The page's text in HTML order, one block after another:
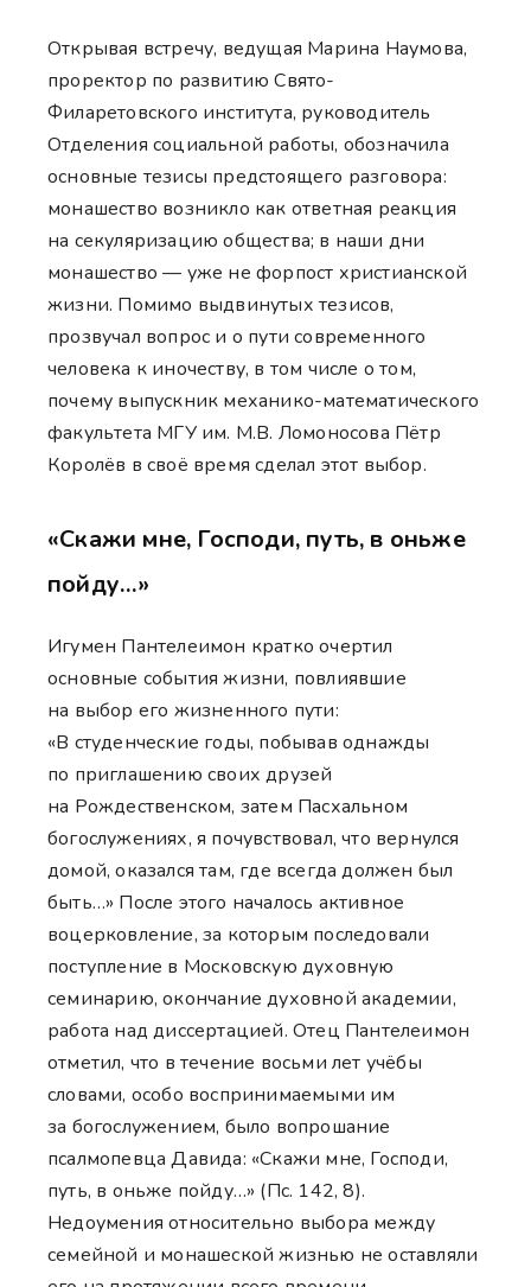
Открывая встречу, ведущая Марина Наумова,
проректор по развитию Свято-
Филаретовского института, руководитель
Отделения социальной работы, обозначила
основные тезисы предстоящего разговора:
монашество возникло как ответная реакция
на секуляризацию общества; в наши дни
монашество — уже не форпост христианской
жизни. Помимо выдвинутых тезисов,
прозвучал вопрос и о пути современного
человека к иночеству, в том числе о том,
почему выпускник механико-математического
факультета МГУ им. М.В. Ломоносова Пётр
Королёв в своё время сделал этот выбор.
«Скажи мне, Господи, путь, в оньже
пойду…»
Игумен Пантелеимон кратко очертил
основные события жизни, повлиявшие
на выбор его жизненного пути:
«В студенческие годы, побывав однажды
по приглашению своих друзей
на Рождественском, затем Пасхальном
богослужениях, я почувствовал, что вернулся
домой, оказался там, где всегда должен был
быть…» После этого началось активное
воцерковление, за которым последовали
поступление в Московскую духовную
семинарию, окончание духовной академии,
работа над диссертацией. Отец Пантелеимон
отметил, что в течение восьми лет учёбы
словами, особо воспринимаемыми им
за богослужением, было вопрошание
псалмопевца Давида: «Скажи мне, Господи,
путь, в оньже пойду…» (Пс. 142, 8).
Недоумения относительно выбора между
семейной и монашеской жизнью не оставляли